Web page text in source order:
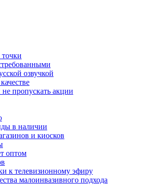
озвучкой
пропускать акции
в наличии
и киосков
оптом
к телевизионному эфиру
малоинвазивного подхода